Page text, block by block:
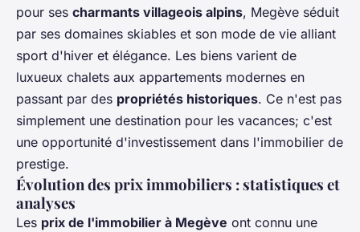
pour ses charmants villageois alpins, Megève séduit
par ses domaines skiables et son mode de vie alliant
sport d'hiver et élégance. Les biens varient de
luxueux chalets aux appartements modernes en
passant par des propriétés historiques. Ce n'est pas
simplement une destination pour les vacances; c'est
une opportunité d'investissement dans l'immobilier de
prestige.
Évolution des prix immobiliers : statistiques et
analyses
Les prix de l'immobilier à Megève ont connu une